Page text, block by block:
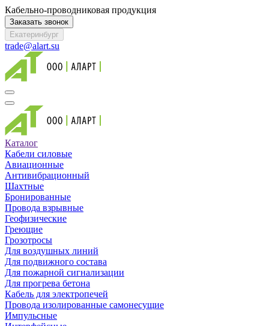
Кабельно-проводниковая продукция
Заказать звонок
Екатеринбург
trade@alart.su
Каталог
Кабели силовые
Авиационные
Антивибрационный
Шахтные
Бронированные
Провода взрывные
Геофизические
Греющие
Грозотросы
Для воздушных линий
Для подвижного состава
Для пожарной сигнализации
Для прогрева бетона
Кабель для электропечей
Провода изолированные самонесущие
Импульсные